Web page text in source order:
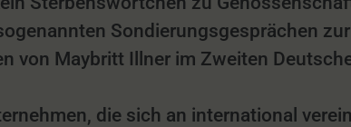
Sondierungsgesprächen
von Maybritt Illner im Zweiten
die sich an international